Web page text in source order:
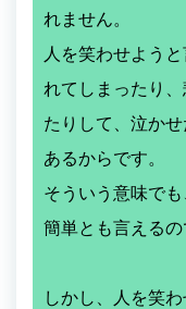
れません。
人を笑わせよう
れてしまったり
たりして、泣か
あるからです。
そういう意味で
簡単とも言えるの
しかし、人を笑